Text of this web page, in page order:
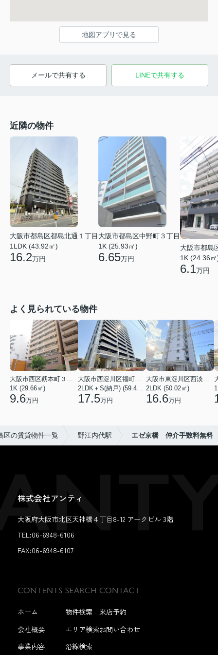
地図アプリで見る
メールで共有する LINEで共有する
近隣の物件
大阪市都島区都島北通１丁目
1LDK (43.92㎡)
16.2万円
大阪市都島区中野町３丁目
1K (25.93㎡)
6.65万円
大阪市都島
1K (24.36
6.1万円
よく見られている物件
1K (29.66㎡)
9.6万円 17.5万円
2LDK (50.02㎡)
16.6万円
区の賃貸物件一覧 野江内代駅 エゼ京橋 仲介手数料無料
株式会社アンティ
大阪府大阪市北区天神橋４丁目8-12 アークビル 3階
TEL:06-6948-6106
FAX:06-6948-6107
ホーム
会社概要
事業内容
物件検索
エリア検索
沿線検索
来店予約
お問い合わせ